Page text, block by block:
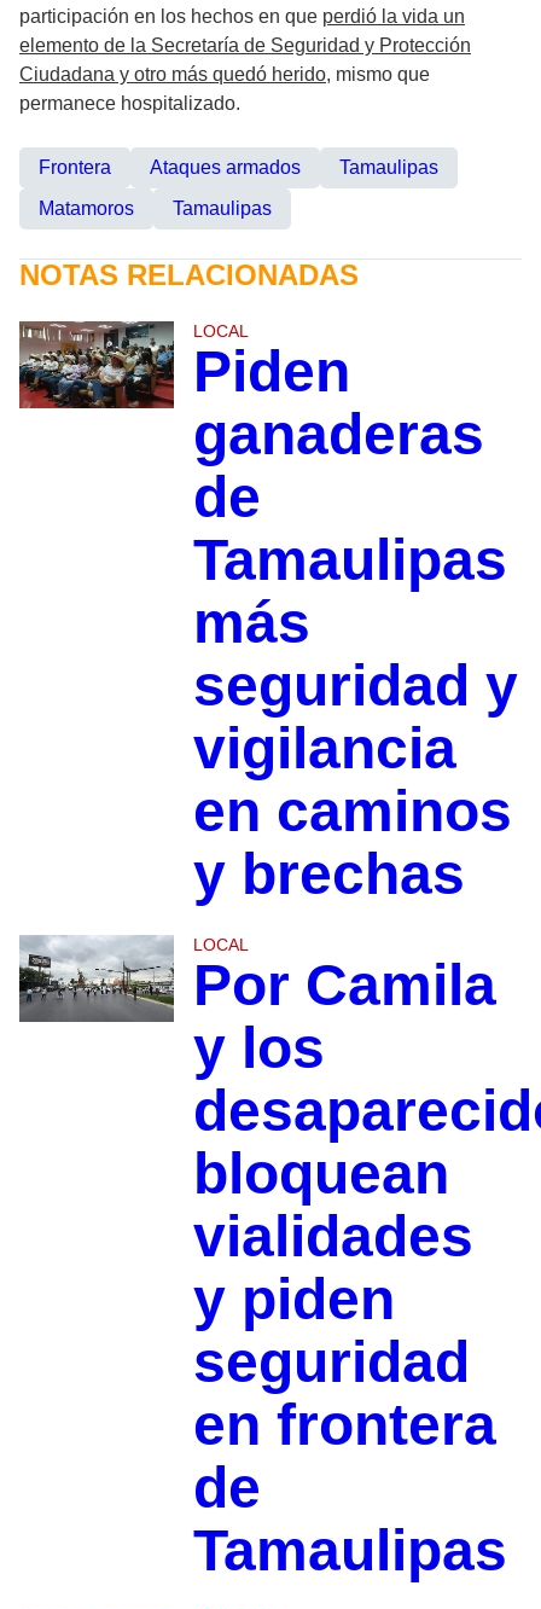
participación en los hechos en que perdió la vida un
elemento de la Secretaría de Seguridad y Protección
Ciudadana y otro más quedó herido, mismo que
permanece hospitalizado.
Frontera Ataques armados
Tamaulipas
Matamoros
Tamaulipas
NOTAS RELACIONADAS
LOCAL
Piden
ganaderas
de
Tamaulipas
más
seguridad y
vigilancia
en caminos
y brechas
LOCAL
Por Camila
y los
bloquean
vialidades
y piden
seguridad
en frontera
de
Tamaulipas